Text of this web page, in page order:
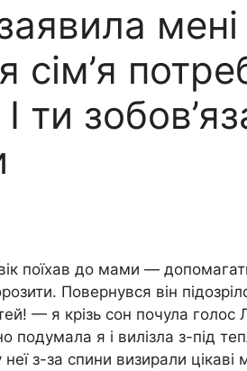
сім’я
ти
поїхав до мами —
Повернувся він
— я крізь сон почула голос
подумала я і вилізла з-під
з-за спини визирали цікаві